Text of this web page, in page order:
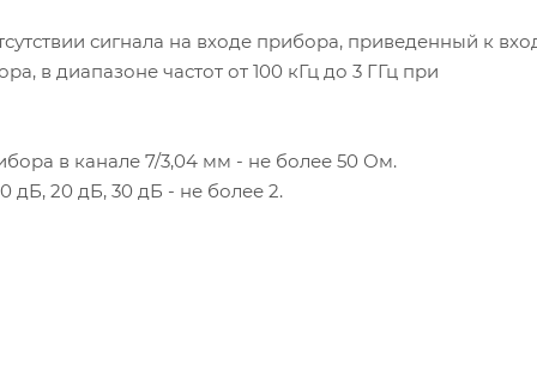
сигнала на входе прибора, приведенный к
в диапазоне частот от 100 кГц до 3 ГГц при
в канале 7/3,04 мм - не более 50 Ом.
дБ, 20 дБ, 30 дБ - не более 2.